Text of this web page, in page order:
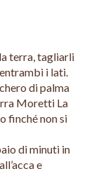
terra, tagliarli
i lati.
di palma
Moretti La
finché non si
di minuti in
e